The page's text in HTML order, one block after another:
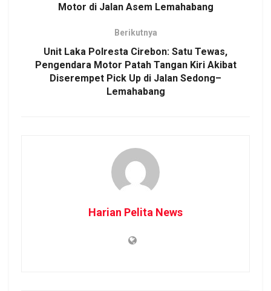
Motor di Jalan Asem Lemahabang
Berikutnya
Unit Laka Polresta Cirebon: Satu Tewas,
Pengendara Motor Patah Tangan Kiri Akibat
Diserempet Pick Up di Jalan Sedong–
Lemahabang
Harian Pelita News